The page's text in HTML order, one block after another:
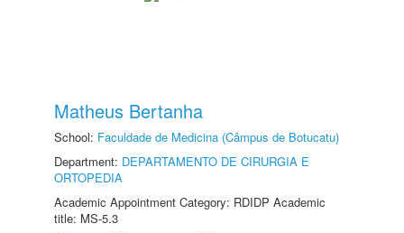
Matheus Bertanha
School: Faculdade de Medicina (Câmpus de Botucatu)
Department: DEPARTAMENTO DE CIRURGIA E
ORTOPEDIA
Academic Appointment Category: RDIDP Academic
title: MS-5.3